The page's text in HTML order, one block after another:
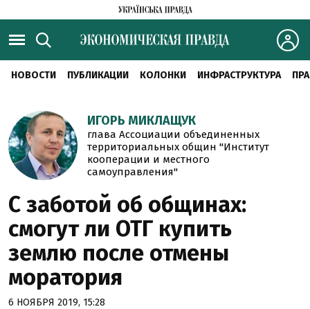
НОВОСТИ ПУБЛИКАЦИИ КОЛОНКИ ИНФРАСТРУКТУРА
ИГОРЬ МИКЛАЩУК
глава Ассоциации объединенных
территориальных общин "Институт
кооперации и местного
самоуправления"
С заботой об общинах:
смогут ли ОТГ купить
землю после отмены
моратория
6 НОЯБРЯ 2019, 15:28